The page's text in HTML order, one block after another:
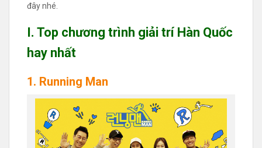
đây nhé.
I. Top chương trình giải trí Hàn Quốc
hay nhất
1. Running Man